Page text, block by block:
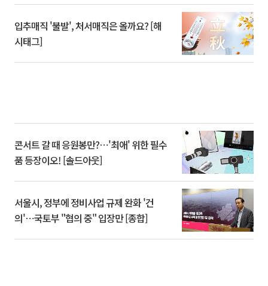
입추매직 '불발', 처서매직은 올까요? [해
시태그]
콘서트 갈 때 응원봉만?⋯'최애' 위한 필수
품 등장이오! [솔드아웃]
서울시, 정부에 정비사업 규제 완화 '건
의'⋯국토부 "협의 중" 입장만 [종합]